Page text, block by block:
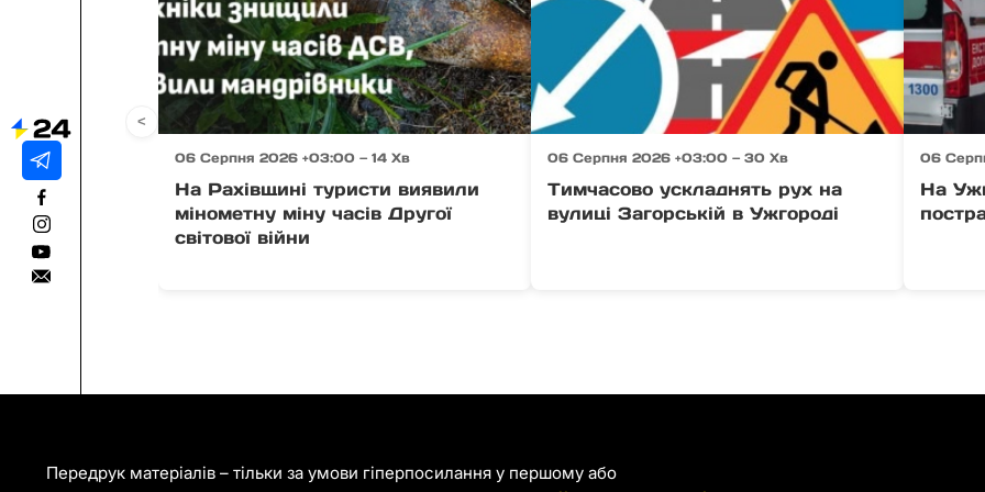
06 Серпня 2026 +03:00 — 14 Хв
На Рахівщині туристи виявили
мінометну міну часів Другої
світової війни
06 Серпня 2026 +03:00 — 30 Хв
Тимчасово ускладнять рух на
вулиці Загорській в Ужгороді
06
На
<
Передрук матеріалів – тільки за умови гіперпосилання у першому або